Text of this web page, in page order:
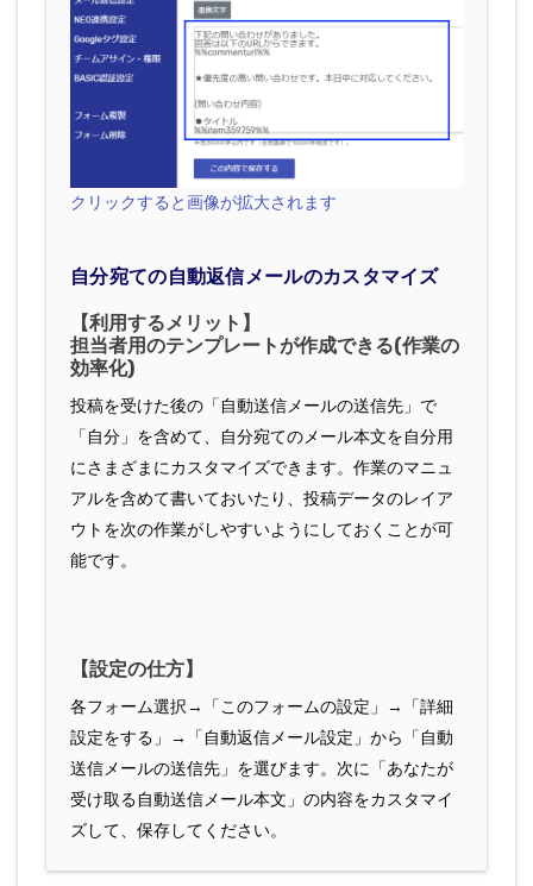
クリックすると画像が拡大されます
自分宛ての自動返信メールのカスタマイズ
【利用するメリット】
担当者用のテンプレートが作成できる(作業の
効率化)
投稿を受けた後の「自動送信メールの送信先」で
「自分」を含めて、自分宛てのメール本文を自分用
にさまざまにカスタマイズできます。作業のマニュ
アルを含めて書いておいたり、投稿データのレイア
ウトを次の作業がしやすいようにしておくことが可
能です。
【設定の仕方】
各フォーム選択→「このフォームの設定」→「詳細
設定をする」→「自動返信メール設定」から「自動
送信メールの送信先」を選びます。次に「あなたが
受け取る自動送信メール本文」の内容をカスタマイ
ズして、保存してください。